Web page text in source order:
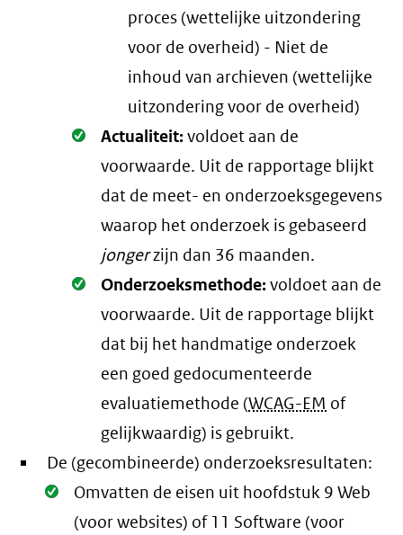
proces (wettelijke uitzondering
voor de overheid) - Niet de
inhoud van archieven (wettelijke
uitzondering voor de overheid)
Oké.
Actualiteit:voldoet aan de
voorwaarde. Uit de rapportage blijkt
dat de meet- en onderzoeksgegevens
waarop het onderzoek is gebaseerd
jongerzijn dan 36 maanden.
Oké.
Onderzoeksmethode:voldoet aan de
voorwaarde. Uit de rapportage blijkt
dat bij het handmatige onderzoek
een goed gedocumenteerde
evaluatiemethode (WCAG-EM of
gelijkwaardig) is gebruikt.
De (gecombineerde) onderzoeksresultaten:
Oké.
Omvatten de eisen uit hoofdstuk 9 Web
(voor websites) of 11 Software (voor